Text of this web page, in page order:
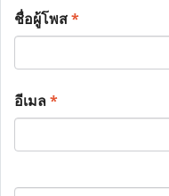
ชื่อผู้โพส*
อีเมล*